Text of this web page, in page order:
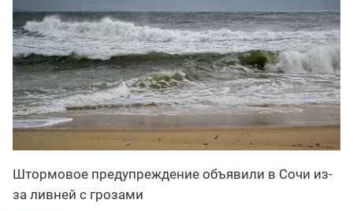
Штормовое предупреждение объявили в Сочи из-
за ливней с грозами